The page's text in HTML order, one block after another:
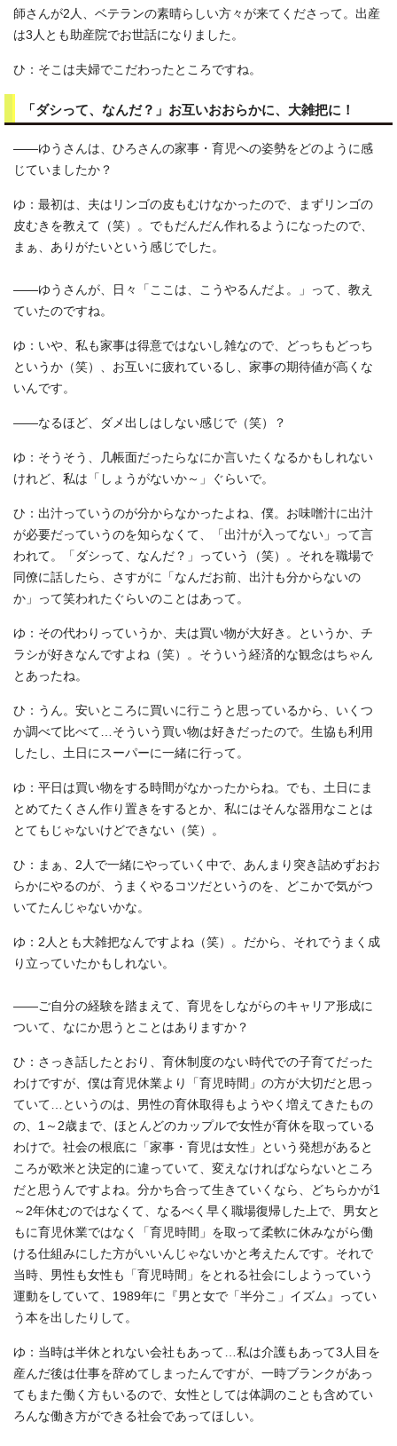
師さんが2人、ベテランの素晴らしい方々が来てくださって。出産
は3人とも助産院でお世話になりました。
ひ：そこは夫婦でこだわったところですね。
「ダシって、なんだ？」お互いおおらかに、大雑把に！
――ゆうさんは、ひろさんの家事・育児への姿勢をどのように感
じていましたか？
ゆ：最初は、夫はリンゴの皮もむけなかったので、まずリンゴの
皮むきを教えて（笑）。でもだんだん作れるようになったので、
まぁ、ありがたいという感じでした。
――ゆうさんが、日々「ここは、こうやるんだよ。」って、教え
ていたのですね。
ゆ：いや、私も家事は得意ではないし雑なので、どっちもどっち
というか（笑）、お互いに疲れているし、家事の期待値が高くな
いんです。
――なるほど、ダメ出しはしない感じで（笑）？
ゆ：そうそう、几帳面だったらなにか言いたくなるかもしれない
けれど、私は「しょうがないか～」ぐらいで。
ひ：出汁っていうのが分からなかったよね、僕。お味噌汁に出汁
が必要だっていうのを知らなくて、「出汁が入ってない」って言
われて。「ダシって、なんだ？」っていう（笑）。それを職場で
同僚に話したら、さすがに「なんだお前、出汁も分からないの
か」って笑われたぐらいのことはあって。
ゆ：その代わりっていうか、夫は買い物が大好き。というか、チ
ラシが好きなんですよね（笑）。そういう経済的な観念はちゃん
とあったね。
ひ：うん。安いところに買いに行こうと思っているから、いくつ
か調べて比べて…そういう買い物は好きだったので。生協も利用
したし、土日にスーパーに一緒に行って。
ゆ：平日は買い物をする時間がなかったからね。でも、土日にま
とめてたくさん作り置きをするとか、私にはそんな器用なことは
とてもじゃないけどできない（笑）。
ひ：まぁ、2人で一緒にやっていく中で、あんまり突き詰めずおお
らかにやるのが、うまくやるコツだというのを、どこかで気がつ
いてたんじゃないかな。
ゆ：2人とも大雑把なんですよね（笑）。だから、それでうまく成
り立っていたかもしれない。
――ご自分の経験を踏まえて、育児をしながらのキャリア形成に
ついて、なにか思うとことはありますか？
ひ：さっき話したとおり、育休制度のない時代での子育てだった
わけですが、僕は育児休業より「育児時間」の方が大切だと思っ
ていて…というのは、男性の育休取得もようやく増えてきたもの
の、1～2歳まで、ほとんどのカップルで女性が育休を取っている
わけで。社会の根底に「家事・育児は女性」という発想があると
ころが欧米と決定的に違っていて、変えなければならないところ
だと思うんですよね。分かち合って生きていくなら、どちらかが1
～2年休むのではなくて、なるべく早く職場復帰した上で、男女と
もに育児休業ではなく「育児時間」を取って柔軟に休みながら働
ける仕組みにした方がいいんじゃないかと考えたんです。それで
当時、男性も女性も「育児時間」をとれる社会にしようっていう
運動をしていて、1989年に『男と女で「半分こ」イズム』ってい
う本を出したりして。
ゆ：当時は半休とれない会社もあって…私は介護もあって3人目を
産んだ後は仕事を辞めてしまったんですが、一時ブランクがあっ
てもまた働く方もいるので、女性としては体調のことも含めてい
ろんな働き方ができる社会であってほしい。